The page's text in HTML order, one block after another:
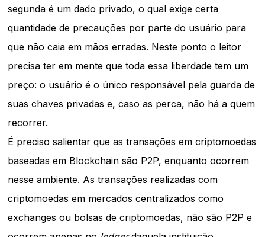
segunda é um dado privado, o qual exige certa
quantidade de precauções por parte do usuário para
que não caia em mãos erradas. Neste ponto o leitor
precisa ter em mente que toda essa liberdade tem um
preço: o usuário é o único responsável pela guarda de
suas chaves privadas e, caso as perca, não há a quem
recorrer.
É preciso salientar que as transações em criptomoedas
baseadas em Blockchain são P2P, enquanto ocorrem
nesse ambiente. As transações realizadas com
criptomoedas em mercados centralizados como
exchanges ou bolsas de criptomoedas, não são P2P e